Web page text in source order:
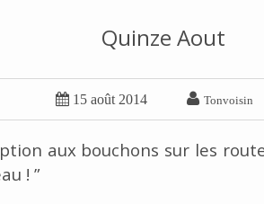
Quinze Aout
 15 août 2014  Tonvoisin
aux bouchons sur les
! ”